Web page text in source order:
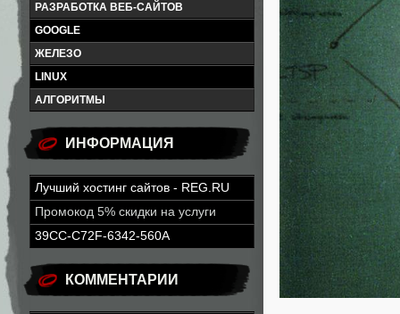
РАЗРАБОТКА ВЕБ-САЙТОВ
GOOGLE
ЖЕЛЕЗО
LINUX
АЛГОРИТМЫ
ИНФОРМАЦИЯ
Лучший хостинг сайтов - REG.RU
Промокод 5% скидки на услуги
39CC-C72F-6342-560A
КОММЕНТАРИИ